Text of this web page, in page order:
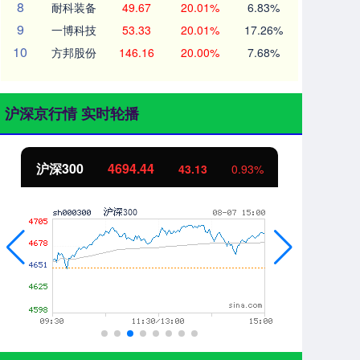
8 耐科装备 49.67 20.01% 6.83%
9 一博科技 53.33 20.01% 17.26%
10 方邦股份 146.16 20.00% 7.68%
沪深京行情 实时轮播
北证50 1134.24 11.37 1.01%